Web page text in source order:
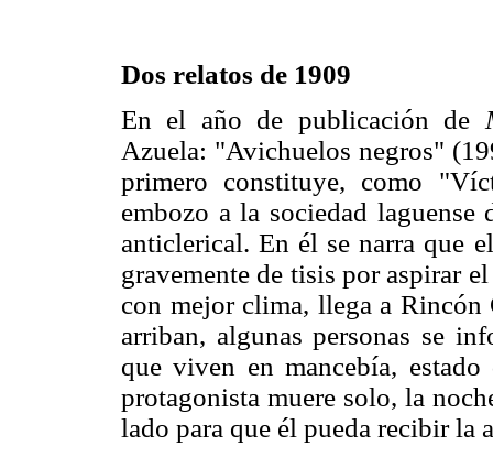
Dos relatos de 1909
En el año de publicación de
Azuela: "Avichuelos negros"
primero constituye, como
embozo a la sociedad
anticlerical. En él se narra que
gravemente de tisis por aspirar
con mejor clima, llega a Rincón
arriban, algunas personas se
que viven en mancebía,
protagonista muere solo, la
lado para que él pueda recibir la